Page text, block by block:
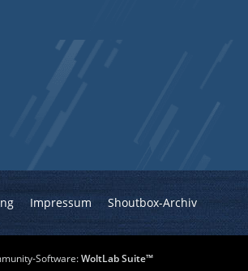
Impressum Shoutbox-Archiv
Software:WoltLab Suite™